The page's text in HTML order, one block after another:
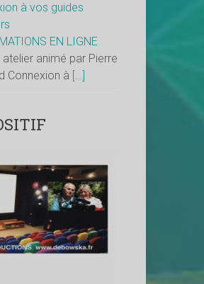
à vos guides
EN LIGNE
atelier animé par Pierre
Connexion à […]